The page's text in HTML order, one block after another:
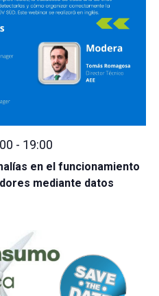
en el funcionamiento
mediante datos
- 19:00